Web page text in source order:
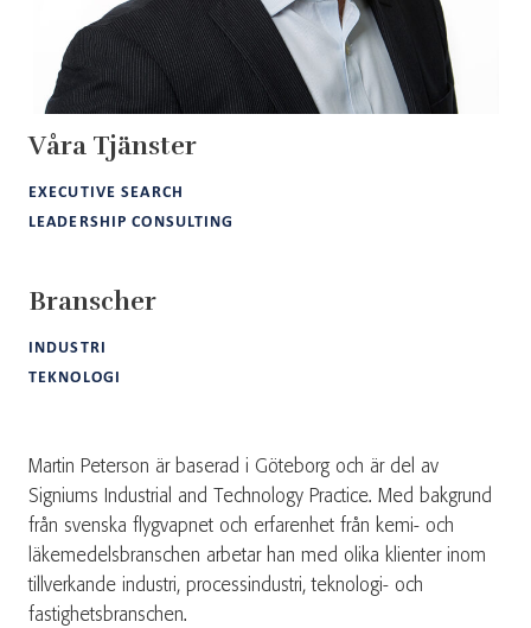
Våra Tjänster
EXECUTIVE SEARCH
LEADERSHIP CONSULTING
Branscher
INDUSTRI
TEKNOLOGI
Martin Peterson är baserad i Göteborg och är del av
Signiums Industrial and Technology Practice. Med bakgrund
från svenska flygvapnet och erfarenhet från kemi- och
läkemedelsbranschen arbetar han med olika klienter inom
tillverkande industri, processindustri, teknologi- och
fastighetsbranschen.